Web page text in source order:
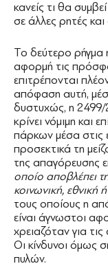
κανείς τι θα
σε άλλες ρητές και
Το δεύτερο ρήγμα
αφορμή τις
επιτρέπονται
απόφαση αυτή,
δυστυχώς, η 2499/
κρίνει νόμιμη και
πάρκων μέσα στις
προσεκτικά τη
της απαγόρευσης
οποίο αποβλέπει
κοινωνική, εθνική
τους οποίους η
είναι άγνωστοι
χρειαζόταν για
Οι κίνδυνοι όμως
πυλών.